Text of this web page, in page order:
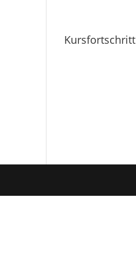
Kursfortschritt